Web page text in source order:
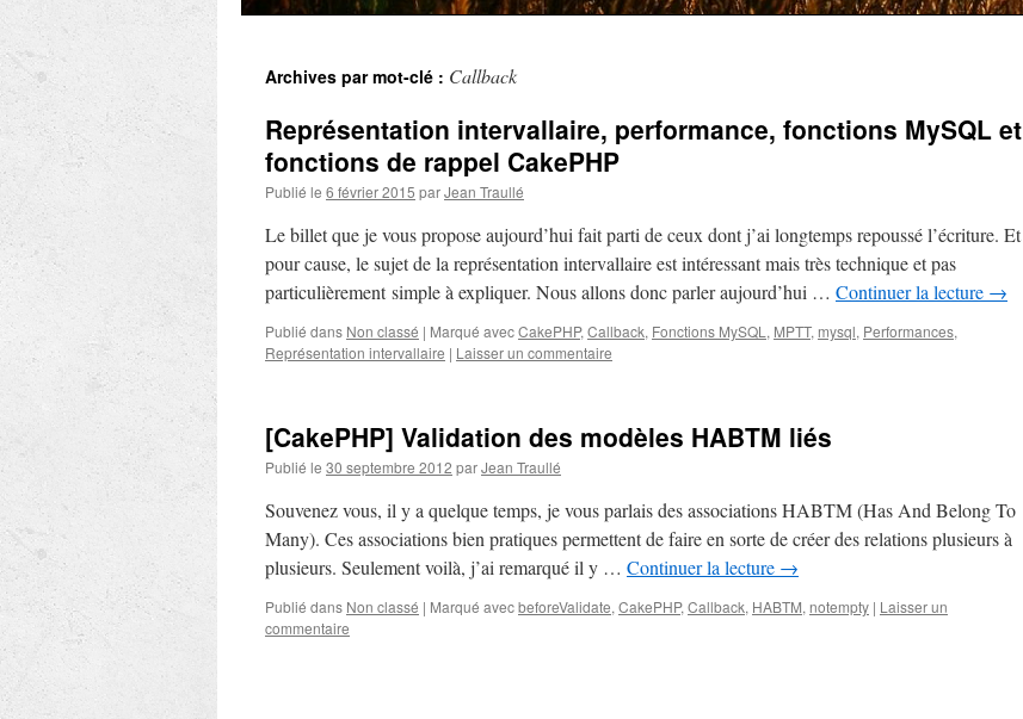
Archives par mot-clé : Callback
Représentation intervallaire, performance, fonctions MySQL et
fonctions de rappel CakePHP
Publié le 6 février 2015 parJean Traullé
Le billet que je vous propose aujourd’hui fait parti de ceux dont j’ai longtemps repoussé l’écriture. Et
pour cause, le sujet de la représentation intervallaire est intéressant mais très technique et pas
particulièrement simple à expliquer. Nous allons donc parler aujourd’hui … Continuer la lecture →
Publié dans Non classé | Marqué avecCakePHP, Callback, Fonctions MySQL , MPTT, mysql, Performances,
Représentation intervallaire | Laisser un commentaire
[CakePHP] Validation des modèles HABTM liés
Publié le 30 septembre 2012 parJean Traullé
Souvenez vous, il y a quelque temps, je vous parlais des associations HABTM (Has And Belong To
Many). Ces associations bien pratiques permettent de faire en sorte de créer des relations plusieurs à
plusieurs. Seulement voilà, j’ai remarqué il y … Continuer la lecture →
Publié dans Non classé | Marqué avecbeforeValidate, CakePHP, Callback, HABTM, notempty | Laisser un
commentaire